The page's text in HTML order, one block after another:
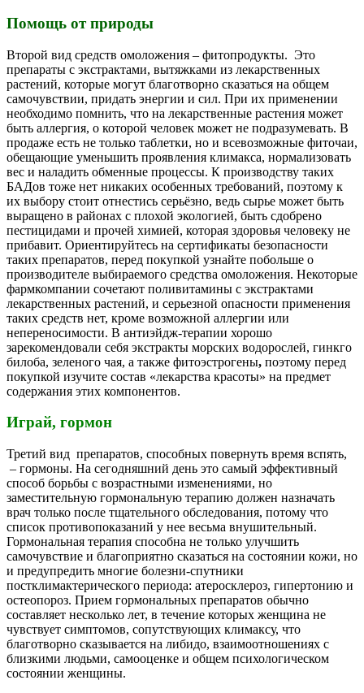
Помощь от природы
Второй вид средств омоложения – фитопродукты. Это
препараты с экстрактами, вытяжками из лекарственных
растений, которые могут благотворно сказаться на общем
самочувствии, придать энергии и сил. При их применении
необходимо помнить, что на лекарственные растения может
быть аллергия, о которой человек может не подразумевать. В
продаже есть не только таблетки, но и всевозможные фиточаи,
обещающие уменьшить проявления климакса, нормализовать
вес и наладить обменные процессы. К производству таких
БАДов тоже нет никаких особенных требований, поэтому к
их выбору стоит отнестись серьёзно, ведь сырье может быть
выращено в районах с плохой экологией, быть сдобрено
пестицидами и прочей химией, которая здоровья человеку не
прибавит. Ориентируйтесь на сертификаты безопасности
таких препаратов, перед покупкой узнайте побольше о
производителе выбираемого средства омоложения. Некоторые
фармкомпании сочетают поливитамины с экстрактами
лекарственных растений, и серьезной опасности применения
таких средств нет, кроме возможной аллергии или
непереносимости. В антиэйдж-терапии хорошо
зарекомендовали себя экстракты морских водорослей, гинкго
билоба, зеленого чая, а также фитоэстрогены, поэтому перед
покупкой изучите состав «лекарства красоты» на предмет
содержания этих компонентов.
Играй, гормон
Третий вид препаратов, способных повернуть время вспять,
– гормоны. На сегодняшний день это самый эффективный
способ борьбы с возрастными изменениями, но
заместительную гормональную терапию должен назначать
врач только после тщательного обследования, потому что
список противопоказаний у нее весьма внушительный.
Гормональная терапия способна не только улучшить
самочувствие и благоприятно сказаться на состоянии кожи, но
и предупредить многие болезни-спутники
постклимактерического периода: атеросклероз, гипертонию и
остеопороз. Прием гормональных препаратов обычно
составляет несколько лет, в течение которых женщина не
чувствует симптомов, сопутствующих климаксу, что
благотворно сказывается на либидо, взаимоотношениях с
близкими людьми, самооценке и общем психологическом
состоянии женщины.